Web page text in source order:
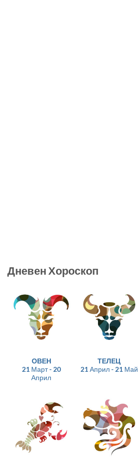
Дневен Хороскоп
ОВЕН
21 Март - 20
Април
ТЕЛЕЦ
21 Април - 21 Май